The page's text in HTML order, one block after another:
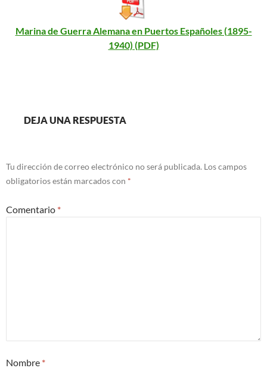
Marina de Guerra Alemana en Puertos Españoles (1895-
1940) (PDF)
DEJA UNA RESPUESTA
Tu dirección de correo electrónico no será publicada. Los campos
obligatorios están marcados con *
Comentario *
Nombre *